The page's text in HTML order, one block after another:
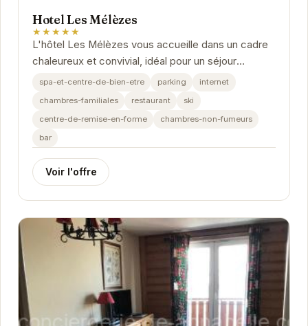
Hotel Les Mélèzes
★★★★★
L'hôtel Les Mélèzes vous accueille dans un cadre
chaleureux et convivial, idéal pour un séjour
relaxant à la montagne.
spa-et-centre-de-bien-etre parking
internet
chambres-familiales
restaurant
ski
centre-de-remise-en-forme
chambres-non-fumeurs
bar
Voir l'offre